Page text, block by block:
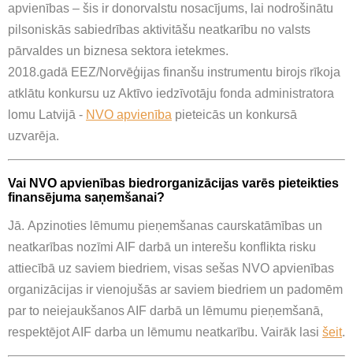
apvienības – šis ir donorvalstu nosacījums, lai nodrošinātu
pilsoniskās sabiedrības aktivitāšu neatkarību no valsts
pārvaldes un biznesa sektora ietekmes.
2018.gadā EEZ/Norvēģijas finanšu instrumentu birojs rīkoja
atklātu konkursu uz Aktīvo iedzīvotāju fonda administratora
lomu Latvijā - NVO apvienība pieteicās un konkursā
uzvarēja.
Vai NVO apvienības biedrorganizācijas varēs pieteikties
finansējuma saņemšanai?
Jā. Apzinoties lēmumu pieņemšanas caurskatāmības un
neatkarības nozīmi AIF darbā un interešu konflikta risku
attiecībā uz saviem biedriem, visas sešas NVO apvienības
organizācijas ir vienojušās ar saviem biedriem un padomēm
par to neiejaukšanos AIF darbā un lēmumu pieņemšanā,
respektējot AIF darba un lēmumu neatkarību. Vairāk lasi šeit.